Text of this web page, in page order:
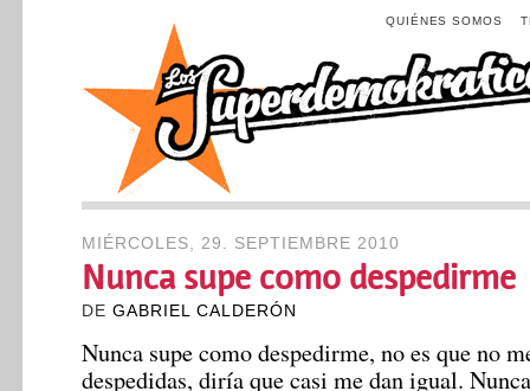
QUIÉNES SOMOS
MIÉRCOLES, 29. SEPTIEMBRE 2010
Nunca supe como despedirme
DE GABRIEL CALDERÓN
Nunca supe como despedirme, no es que no
despedidas, diría que casi me dan igual.